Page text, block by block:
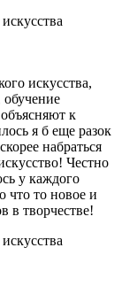
искусства,
обучение
к
я б еще разок
набраться
Честно
у каждого
что то новое и
в творчестве!